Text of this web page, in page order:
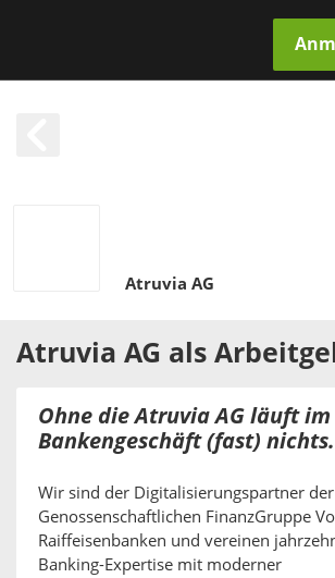
Atruvia AG
Atruvia AG als
Ohne die Atruvia AG läuft im
Bankengeschäft (fast) nichts.
Wir sind der Digitalisierungspartner der
Genossenschaftlichen FinanzGruppe
Raiffeisenbanken und vereinen
Banking-Expertise mit moderner